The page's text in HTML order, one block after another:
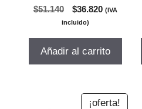
0
d
$51.140
El
precio
era:
$36.820El(IVA
incluido)
Añadir al carrito
¡oferta!